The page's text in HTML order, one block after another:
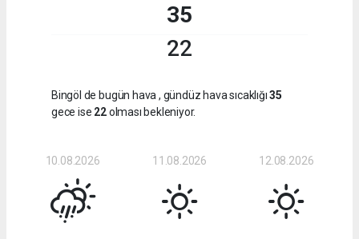
35
22
Bingöl de bugün hava , gündüz hava sıcaklığı35
gece ise 22olması bekleniyor.
10.08.2026 11.08.2026 12.08.2026